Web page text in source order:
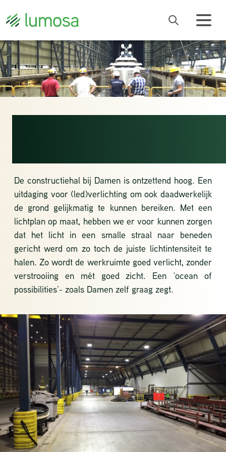
De constructiehal bij Damen is ontzettend hoog. Een
uitdaging voor (led)verlichting om ook daadwerkelijk
de grond gelijkmatig te kunnen bereiken. Met een
lichtplan op maat, hebben we er voor kunnen zorgen
dat het licht in een smalle straal naar beneden
gericht werd om zo toch de juiste lichtintensiteit te
halen. Zo wordt de werkruimte goed verlicht, zonder
verstrooiing en mét goed zicht. Een ‘ocean of
possibilities’- zoals Damen zelf graag zegt.